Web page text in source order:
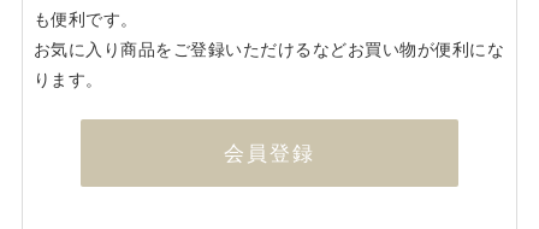
も便利です。
お気に入り商品をご登録いただけるなどお買い物が便利にな
ります。
会員登録